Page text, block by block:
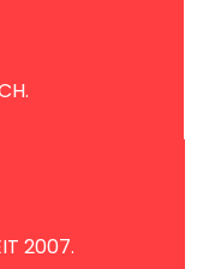
2007.